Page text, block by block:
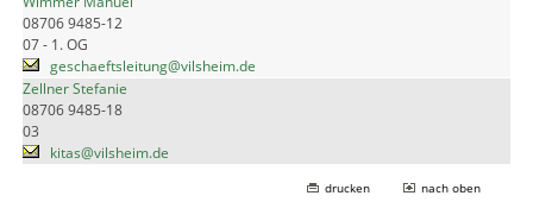
08706 9485-12
07 - 1. OG
geschaeftsleitung@vilsheim.de
Zellner Stefanie
08706 9485-18
03
kitas@vilsheim.de
drucken nach oben